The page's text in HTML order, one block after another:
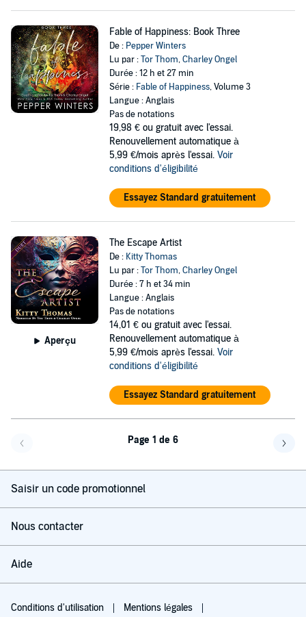
Fable of Happiness: Book Three
De : Pepper Winters
Lu par :Tor Thom,Charley Ongel
Durée : 12 h et 27 min
Série : Fable of Happiness, Volume 3
Langue : Anglais
Pas de notations
19,98 € ou gratuit avec l'essai.
Renouvellement automatique à
5,99 €/mois après l'essai. Voir
conditions d'éligibilité
Essayez Standard gratuitement
Aperçu
The Escape Artist
De : Kitty Thomas
Lu par :Tor Thom,Charley Ongel
Durée : 7 h et 34 min
Langue : Anglais
Pas de notations
14,01 € ou gratuit avec l'essai.
Renouvellement automatique à
5,99 €/mois après l'essai. Voir
conditions d'éligibilité
Essayez Standard gratuitement
Page 1 de 6
Saisir un code promotionnel
Nous contacter
Aide
Conditions d'utilisation Mentions légales